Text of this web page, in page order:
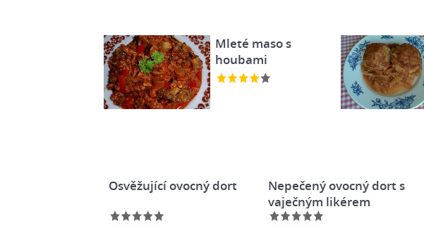
Mleté maso s
houbami
Osvěžující ovocný dort
Nepečený ovocný dort s
vaječným likérem